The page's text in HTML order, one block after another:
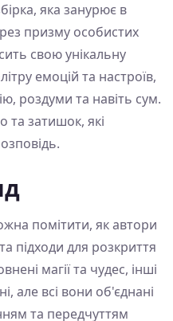
яка занурює в
призму особистих
свою унікальну
емоцій та настроїв,
роздуми та навіть сум.
та затишок, які
помітити, як автори
підходи для розкриття
магії та чудес, інші
але всі вони об'єднані
та передчуттям